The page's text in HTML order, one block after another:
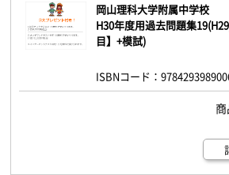
岡山理科大学附属中学校
H30年度用過去問題集
目】+模試)
ISBNコード：